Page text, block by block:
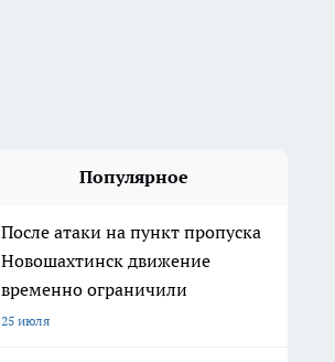
Популярное
После атаки на пункт пропуска
Новошахтинск движение
временно ограничили
25 июля